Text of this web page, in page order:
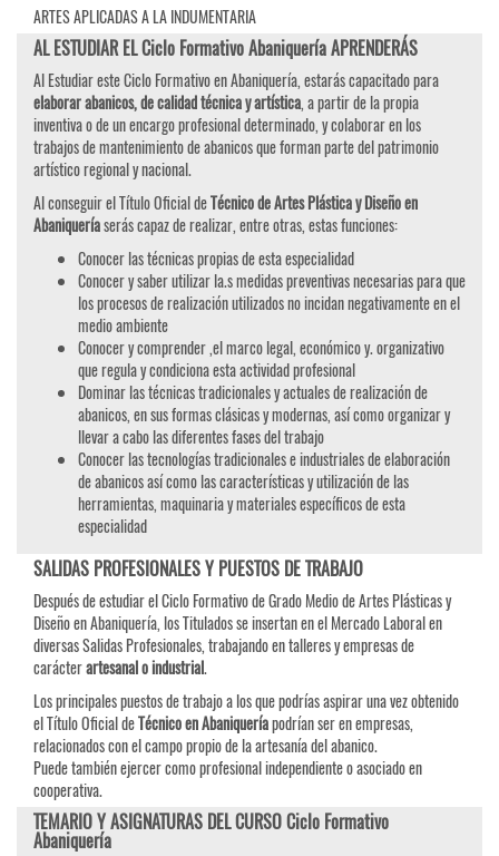
ARTES APLICADAS A LA INDUMENTARIA
AL ESTUDIAR EL Ciclo Formativo Abaniquería APRENDERÁS
Al Estudiar este Ciclo Formativo en Abaniquería, estarás capacitado para
elaborar abanicos, de calidad técnica y artística, a partir de la propia
inventiva o de un encargo profesional determinado, y colaborar en los
trabajos de mantenimiento de abanicos que forman parte del patrimonio
artístico regional y nacional.
Al conseguir el Título Oficial deTécnico de Artes Plástica y Diseño en
Abaniqueríaserás capaz de realizar, entre otras, estas funciones:
Conocer las técnicas propias de esta especialidad
Conocer y saber utilizar la.s medidas preventivas necesarias para que
los procesos de realización utilizados no incidan negativamente en el
medio ambiente
Conocer y comprender ,el marco legal, económico y. organizativo
que regula y condiciona esta actividad profesional
Dominar las técnicas tradicionales y actuales de realización de
abanicos, en sus formas clásicas y modernas, así como organizar y
llevar a cabo las diferentes fases del trabajo
Conocer las tecnologías tradicionales e industriales de elaboración
de abanicos así como las características y utilización de las
herramientas, maquinaria y materiales específicos de esta
especialidad
SALIDAS PROFESIONALES Y PUESTOS DE TRABAJO
Después de estudiar el Ciclo Formativo de Grado Medio de Artes Plásticas y
Diseño en Abaniquería, los Titulados se insertan en el Mercado Laboral en
diversas Salidas Profesionales, trabajando en talleres y empresas de
carácterartesanal o industrial.
Los principales puestos de trabajo a los que podrías aspirar una vez obtenido
el Título Oficial deTécnico en Abaniqueríapodrían ser en empresas,
relacionados con el campo propio de la artesanía del abanico.
Puede también ejercer como profesional independiente o asociado en
cooperativa.
TEMARIO Y ASIGNATURAS DEL CURSO Ciclo Formativo
Abaniquería